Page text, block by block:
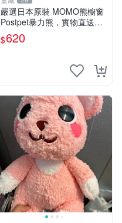
嚴選日本原裝 MOMO熊櫥窗
Postpet暴力熊，實物直送新
臺灣。MOMO熊 暴力熊 熊貓
櫥窗
$620